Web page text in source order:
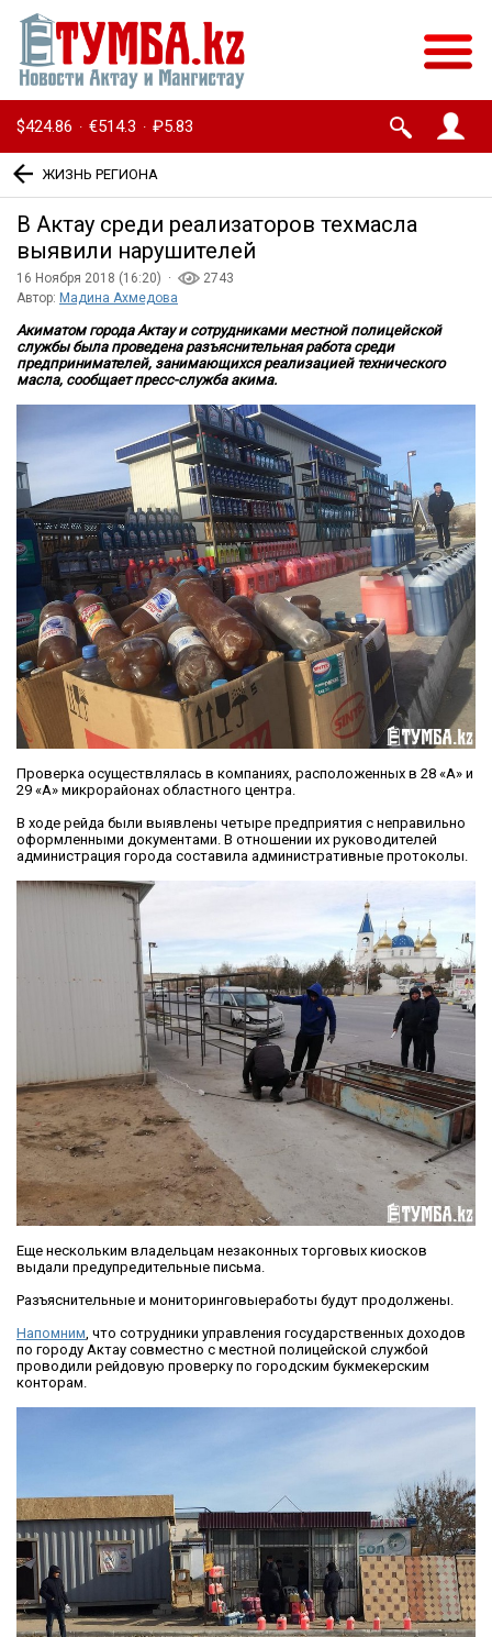
$424.86 · €514.3 · ₽5.83
ЖИЗНЬ РЕГИОНА
В Актау среди реализаторов техмасла
выявили нарушителей
16 Ноября 2018 (16:20) ·
2743
Автор: Мадина Ахмедова
Акиматом города Актау и сотрудниками местной полицейской
службы была проведена разъяснительная работа среди
предпринимателей, занимающихся реализацией технического
масла, сообщает пресс-служба акима.
Проверка осуществлялась в компаниях, расположенных в 28 «А» и
29 «А» микрорайонах областного центра.
В ходе рейда были выявлены четыре предприятия с неправильно
оформленными документами. В отношении их руководителей
администрация города составила административные протоколы.
Еще нескольким владельцам незаконных торговых киосков
выдали предупредительные письма.
Разъяснительные и мониторинговыеработы будут продолжены.
Напомним , что сотрудники управления государственных доходов
по городу Актау совместно с местной полицейской службой
проводили рейдовую проверку по городским букмекерским
конторам.